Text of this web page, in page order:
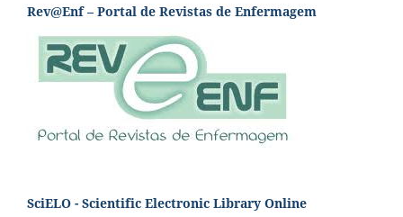
Rev@Enf – Portal de Revistas de Enfermagem
SciELO - Scientific Electronic Library Online